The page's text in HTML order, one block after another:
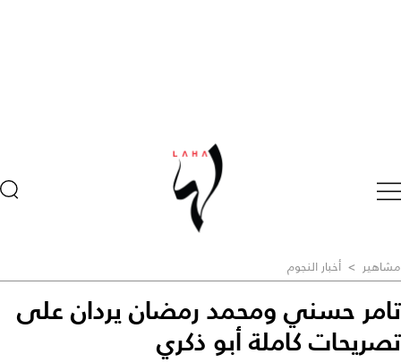
مشاهير > أخبار النجوم
تامر حسني ومحمد رمضان يردان على
تصريحات كاملة أبو ذكري